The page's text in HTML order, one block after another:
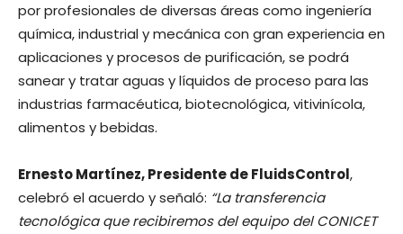
por profesionales de diversas áreas como ingeniería
química, industrial y mecánica con gran experiencia en
aplicaciones y procesos de purificación, se podrá
sanear y tratar aguas y líquidos de proceso para las
industrias farmacéutica, biotecnológica, vitivinícola,
alimentos y bebidas.
Ernesto Martínez, Presidente de FluidsControl,
celebró el acuerdo y señaló: “La transferencia
tecnológica que recibiremos del equipo del CONICET